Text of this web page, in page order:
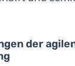
der